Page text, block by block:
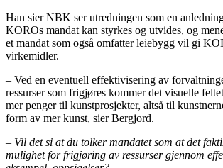
Han sier NBK ser utredningen som en
KOROs mandat kan styrkes og utvides, og
et mandat som også omfatter leiebygg vil gi
virkemidler.
– Ved en eventuell effektivisering av
ressurser som frigjøres kommer det visuelle
mer penger til kunstprosjekter, altså til
form av mer kunst, sier Bergjord.
– Vil det si at du tolker mandatet som at det
mulighet for frigjøring av ressurser gjennom